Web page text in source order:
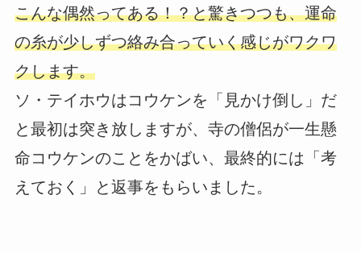
こんな偶然ってある！？と驚きつつも、運命
の糸が少しずつ絡み合っていく感じがワクワ
クします。
ソ・テイホウはコウケンを「見かけ倒し」だ
と最初は突き放しますが、寺の僧侶が一生懸
命コウケンのことをかばい、最終的には「考
えておく」と返事をもらいました。